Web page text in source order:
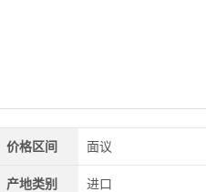
价格区间 面议
产地类别 进口